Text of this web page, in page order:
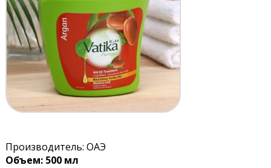
Производитель: ОАЭ
Объем: 500 мл